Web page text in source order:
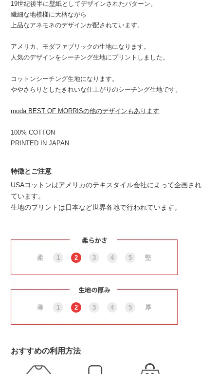
19世紀後半に壁紙としてデザインされたパターン。
繊細な地模様に大柄ながら
上品なアネモネのデザインが配されています。
アメリカ、モダファブリックの生地になります。
人気のデザインをシーチング生地にプリントしました。
コットンシーチング生地になります。
ややさらりとしたきれいな仕上がりのシーチング生地です。
moda BEST OF MORRISの他のデザインもあります
100% COTTON
PRINTED IN JAPAN
特徴とご注意
USAコットンはアメリカのテキスタイル会社によって企画され
ています。
生地のプリントは日本など世界各地で行われています。
柔 1 2 3 4 5 堅
薄 1 2 3 4 5 厚
おすすめの利用方法